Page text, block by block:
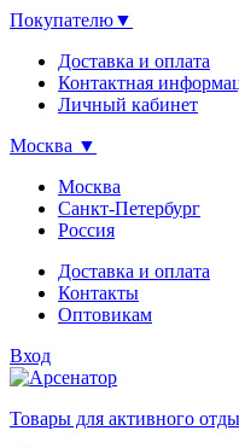
Покупателю▼
Доставка и оплата
Контактная
Личный кабинет
Москва ▼
Москва
Санкт-Петербург
Россия
Доставка и оплата
Контакты
Оптовикам
Вход
Товары для активного